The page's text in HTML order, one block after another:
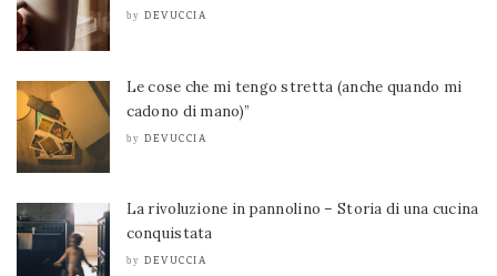
by DEVUCCIA
Le cose che mi tengo stretta (anche quando mi
cadono di mano)”
by DEVUCCIA
La rivoluzione in pannolino – Storia di una cucina
conquistata
by DEVUCCIA